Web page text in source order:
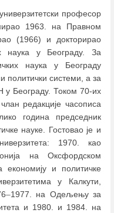
професор
1963. на Правном
(1966) и докторирао
наука у Београду. За
наука у Београду
политички системи, а за
Београду. Током 70-их
редакције часописа
година председник
науке. Гостовао је и
1970. као
на Оксфордском
и политичке
у Калкути,
–1977. на Одељењу за
и 1980. и 1984. на